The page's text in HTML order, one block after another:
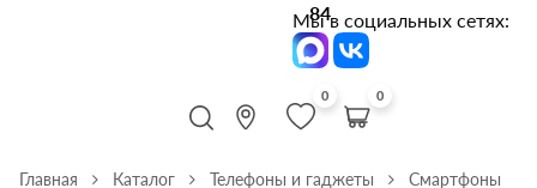
84
Мы в социальных сетях:
0 0
Главная Каталог Телефоны и гаджеты Смартфоны